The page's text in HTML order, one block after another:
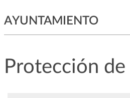
AYUNTAMIENTO
Protección